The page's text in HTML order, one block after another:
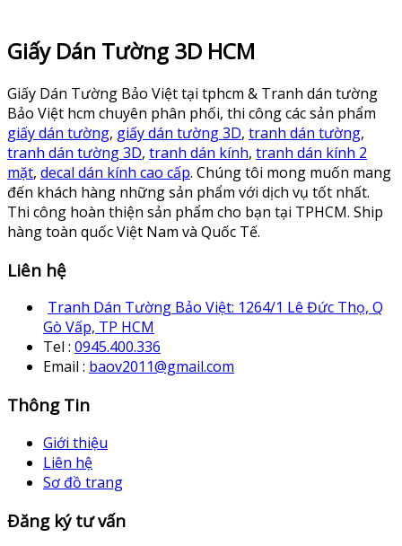
Giấy Dán Tường 3D HCM
Giấy Dán Tường Bảo Việt tại tphcm & Tranh dán tường
Bảo Việt hcm chuyên phân phối, thi công các sản phẩm
giấy dán tường, giấy dán tường 3D, tranh dán tường,
tranh dán tường 3D, tranh dán kính, tranh dán kính 2
mặt, decal dán kính cao cấp. Chúng tôi mong muốn mang
đến khách hàng những sản phẩm với dịch vụ tốt nhất.
Thi công hoàn thiện sản phẩm cho bạn tại TPHCM. Ship
hàng toàn quốc Việt Nam và Quốc Tế.
Liên hệ
Tranh Dán Tường Bảo Việt: 1264/1 Lê Đức Thọ, Q
Gò Vấp, TP HCM
Tel : 0945.400.336
Email : baov2011@gmail.com
Thông Tin
Giới thiệu
Liên hệ
Sơ đồ trang
Đăng ký tư vấn